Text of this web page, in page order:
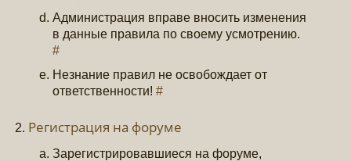
Администрация вправе вносить изменения
в данные правила по своему усмотрению.
#
Незнание правил не освобождает от
ответственности!#
Регистрация на форуме
Зарегистрировавшиеся на форуме,